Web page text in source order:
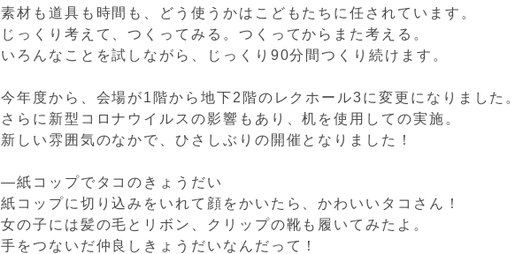
素材も道具も時間も、どう使うかはこどもたちに任されています。
じっくり考えて、つくってみる。つくってからまた考える。
いろんなことを試しながら、じっくり90分間つくり続けます。
今年度から、会場が1階から地下2階のレクホール3に変更になりました。
さらに新型コロナウイルスの影響もあり、机を使用しての実施。
新しい雰囲気のなかで、ひさしぶりの開催となりました！
―紙コップでタコのきょうだい
紙コップに切り込みをいれて顔をかいたら、かわいいタコさん！
女の子には髪の毛とリボン、クリップの靴も履いてみたよ。
手をつないだ仲良しきょうだいなんだって！